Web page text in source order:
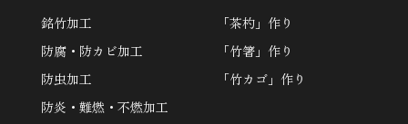
銘竹加工
防腐・防カビ加工
防虫加工
防炎・難燃・不燃加工
「茶杓」作り
「竹箸」作り
「竹カゴ」作り